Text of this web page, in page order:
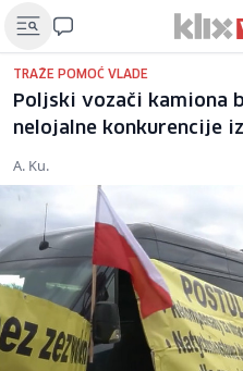
TRAŽE POMOĆ VLADE
Poljski vozači kamiona
nelojalne konkurencije
A. Ku.